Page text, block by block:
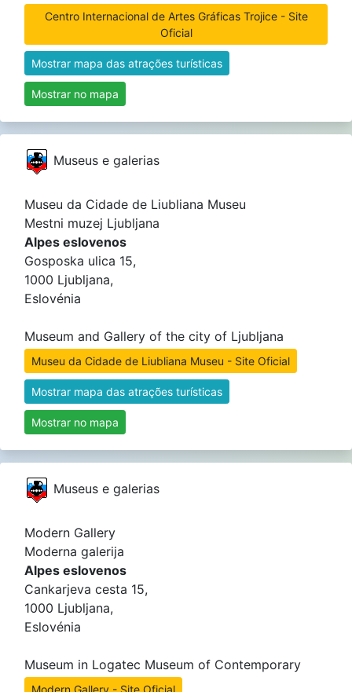
Centro Internacional de Artes Gráficas Trojice - Site
Oficial
Mostrar mapa das atrações turísticas
Mostrar no mapa
Museus e galerias
Museu da Cidade de Liubliana Museu
Mestni muzej Ljubljana
Alpes eslovenos
Gosposka ulica 15,
1000 Ljubljana,
Eslovénia
Museum and Gallery of the city of Ljubljana
Museu da Cidade de Liubliana Museu - Site Oficial
Mostrar mapa das atrações turísticas
Mostrar no mapa
Museus e galerias
Modern Gallery
Moderna galerija
Alpes eslovenos
Cankarjeva cesta 15,
1000 Ljubljana,
Eslovénia
Museum in Logatec Museum of Contemporary
Modern Gallery - Site Oficial